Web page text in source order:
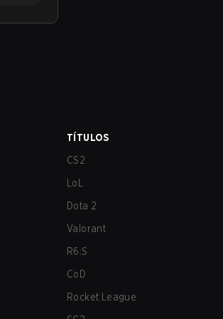
TÍTULOS
CS2
LoL
Dota 2
Valorant
R6:S
CoD
Rocket League